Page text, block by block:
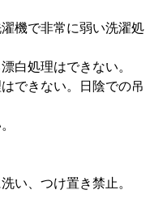
機で非常に弱い洗濯処
白処理はできない。
できない。日陰での吊
い、つけ置き禁止。